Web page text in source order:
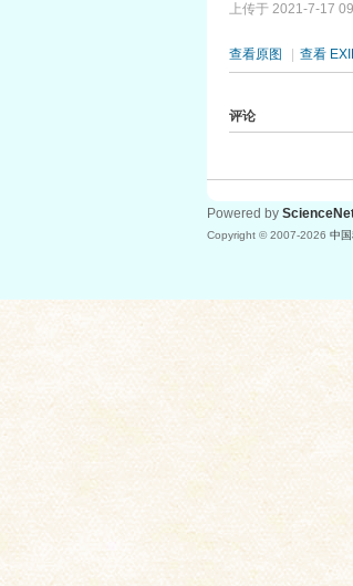
上传于 2021-7-17
查看原图 查看
评论
Powered by
Copyright © 2007-2026 中